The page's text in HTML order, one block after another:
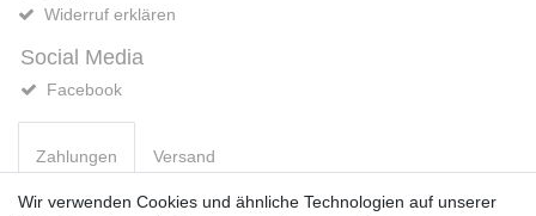
Widerruf erklären
Social Media
Facebook
Zahlungen Versand
Wir verwenden Cookies und ähnliche Technologien auf unserer